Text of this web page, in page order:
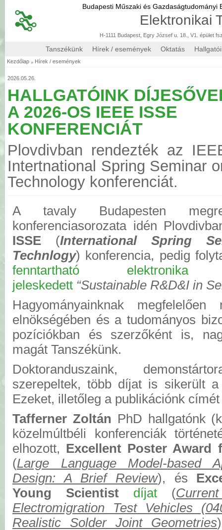
Budapesti Műszaki és Gazdaságtudományi
Elektronikai
H-1111 Budapest, Egry József u. 18., V1. épület
Tanszékünk Hírek / események Oktatás
Kezdőlap » Hírek / események
2026.05.26.
HALLGATÓINK
A 2026-OS IEEE ISSE
KONFERENCIÁT
Plovdivban rendezték az
Intertnational Spring Seminar
Technology konferenciát.
A tavaly Budapesten
konferenciasorozata idén
ISSE (International Spring
Technlogy) konferencia, pedig
fenntartható
jeleskedett “Sustainable R&D&I in
Hagyományainknak
elnökségében és a tudományos
pozíciókban és szerzőként is,
magát Tanszékünk.
Doktoranduszaink,
szerepeltek, több díjat is sikerült a
Ezeket, illetőleg a publikációnk
Tafferner Zoltán PhD hallgatónk
közelmúltbéli konferenciák
elhozott, Excellent Poster Award
(Large Language Model-based
Design: A Brief Review), és
Young Scientist
díjat (
Electromigration Test Vehicles
Realistic Solder Joint Geometries